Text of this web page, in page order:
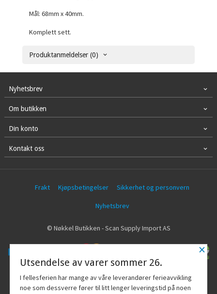
Mål: 68mm x 40mm.
Komplett sett.
Produktanmeldelser (0)
Nyhetsbrev
Om butikken
Din konto
Kontakt oss
Frakt Kjøpsbetingelser Sikkerhet og personvern
Nyhetsbrev
© Nøkkel Butikken - Scan Supply Import AS
Vår nettbutikk bruker cookies slik at du
får en bedre kjøpsopplevelse og vi kan
×
Utsendelse av varer sommer 26.
I fellesferien har mange av våre leverandører ferieavvikling
noe som dessverre fører til litt lenger leveringstid på noen